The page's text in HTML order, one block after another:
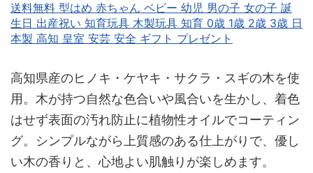
送料無料 型はめ 赤ちゃん ベビー 幼児 男の子 女の子 誕
生日 出産祝い 知育玩具 木製玩具 知育 0歳 1歳 2歳 3歳 日
本製 高知 皇室 安芸 安全 ギフト プレゼント
高知県産のヒノキ・ケヤキ・サクラ・スギの木を使
用。木が持つ自然な色合いや風合いを生かし、着色
はせず表面の汚れ防止に植物性オイルでコーティン
グ。シンプルながら上質感のある仕上がりで、優し
い木の香りと、心地よい肌触りが楽しめます。